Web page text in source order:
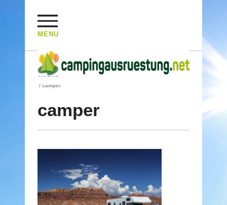
MENU
HOME/
/
MIT DEM CAMPER DURCH DIE USA – TIPPS UND
TRICKS
/ camper
camper